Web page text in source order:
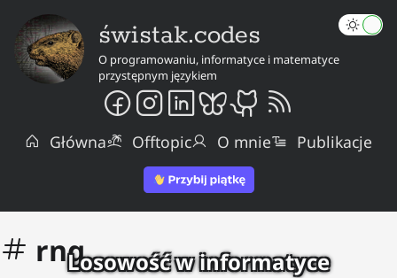
świstak.codes
O programowaniu, informatyce i matematyce
przystępnym językiem
Główna Offtopic O mnie Publikacje
rngLosowość w informatyce